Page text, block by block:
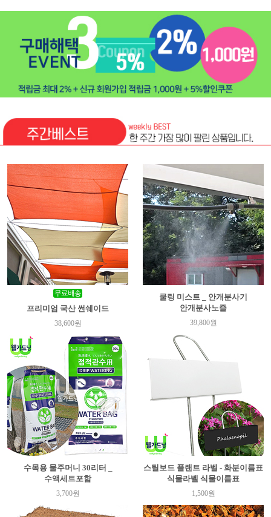
프리미엄 국산 썬쉐이드
38,600원
쿨링 미스트 _ 안개분사기
안개분사노즐
39,800원
수목용 물주머니 30리터 _
수액세트포함
3,700원
스틸보드 플랜트 라벨 - 화분이름표
식물라벨 식물이름표
1,500원